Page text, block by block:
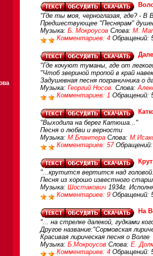
"Где ты моя, черноглазая, где? - В
Предшествующее "Песнярам"
Музыка: Б. Мокроусов Слова: М.
Комментариев: 4 Обращений:
"Где кочуют туманы, где от
"Чтоб звериной тропой в край
Задушевная песня пограничника о
Музыка: Георгий Носов. Слова:
Комментариев: 1 Обращений:
"Выходила на берег Катюша..."
Песня о любви и верности
Музыка: М.Блантера Слова:
Комментариев: 57 Обращений:
"...крутится вертится над
Песня из хорошо известного
Музыка: Шостакович 1934г.
Комментариев: 9 Обращений:
На
"... на стрелке далекой, гудками
Другое название:"Сормовская
Красивая лирическая песня о Волге
Музыка: Б.Мокроусов Слова: Е.
Комментариев: 4 Обращений: